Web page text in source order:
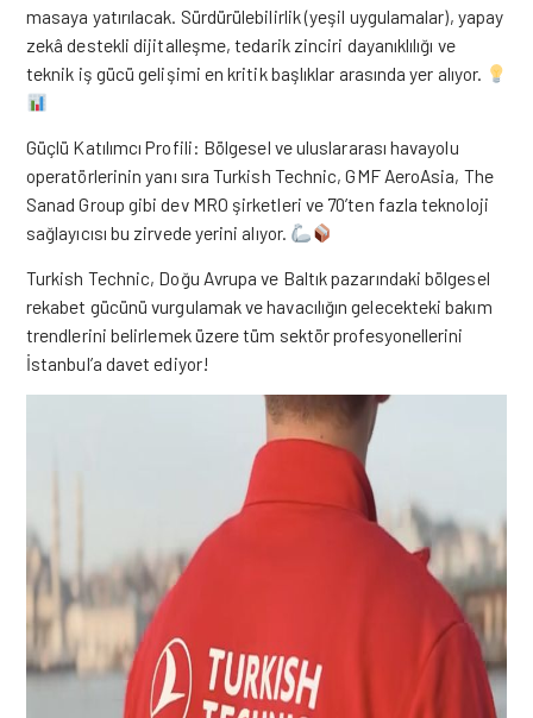
masaya yatırılacak. Sürdürülebilirlik (yeşil uygulamalar), yapay
zekâ destekli dijitalleşme, tedarik zinciri dayanıklılığı ve
teknik iş gücü gelişimi en kritik başlıklar arasında yer alıyor.
Güçlü Katılımcı Profili: Bölgesel ve uluslararası havayolu
operatörlerinin yanı sıra Turkish Technic, GMF AeroAsia, The
Sanad Group gibi dev MRO şirketleri ve 70’ten fazla teknoloji
sağlayıcısı bu zirvede yerini alıyor.
Turkish Technic, Doğu Avrupa ve Baltık pazarındaki bölgesel
rekabet gücünü vurgulamak ve havacılığın gelecekteki bakım
trendlerini belirlemek üzere tüm sektör profesyonellerini
İstanbul’a davet ediyor!